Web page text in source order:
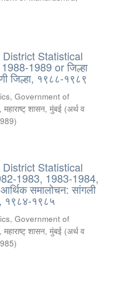
Statistical
1989 or जिल्हा
जिल्हा, १९८८-१९८९
Government of
शासन, मुंबई (अर्थ व
)
Statistical
1983, 1983-1984,
समालोचन: सांगली
१९८४-१९८५
Government of
शासन, मुंबई (अर्थ व
)